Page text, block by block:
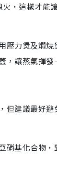
，這樣才能
壓力煲及燜
讓蒸氣揮發
但建議最好
硝基化合物